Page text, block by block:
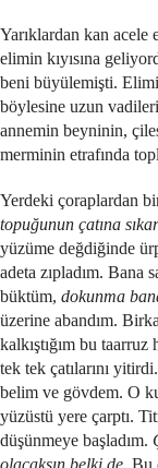
Yarıklardan kan acele
elimin kıyısına
beni büyülemişti.
böylesine uzun
annemin beyninin,
merminin etrafında
Yerdeki çoraplardan
topuğunun çatına
yüzüme değdiğinde
adeta zıpladım.
büktüm, dokunma
üzerine abandım.
kalkıştığım bu
tek tek çatılarını
belim ve gövdem. O
yüzüstü yere çarptı.
düşünmeye başladım.